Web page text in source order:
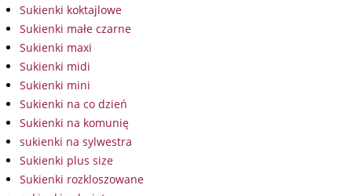
Sukienki koktajlowe
Sukienki małe czarne
Sukienki maxi
Sukienki midi
Sukienki mini
Sukienki na co dzień
Sukienki na komunię
sukienki na sylwestra
Sukienki plus size
Sukienki rozkloszowane